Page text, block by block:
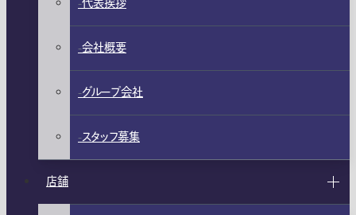
会社概要
グループ会社
スタッフ募集
店舗